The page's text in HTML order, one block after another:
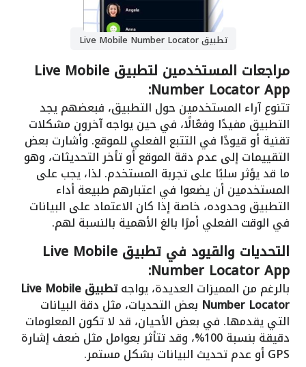
تطبيق Live Mobile Number Locator
مراجعات المستخدمين لتطبيق Live Mobile
Number Locator App:
تتنوع آراء المستخدمين حول التطبيق، فبعضهم يجد
التطبيق مفيدًا وفعّالًا، في حين يواجه آخرون مشكلات
تقنية أو قيودًا في التتبع الفعلي للموقع. وأشارت بعض
التقييمات إلى عدم دقة الموقع أو تأخر التحديثات، وهو
ما قد يؤثر سلبًا على تجربة المستخدم. لذا، يجب على
المستخدمين أن يضعوا في اعتبارهم طبيعة أداء
التطبيق وحدوده، خاصة إذا كان الاعتماد على البيانات
في الوقت الفعلي أمرًا بالغ الأهمية بالنسبة لهم.
التحديات والقيود في تطبيق Live Mobile
Number Locator App:
بالرغم من المميزات العديدة، يواجه تطبيق Live Mobile
Number Locator بعض التحديات، مثل دقة البيانات
التي يقدمها. في بعض الأحيان، قد لا تكون المعلومات
دقيقة بنسبة 100%، وقد تتأثر بعوامل مثل ضعف إشارة
GPS أو عدم تحديث البيانات بشكل مستمر.